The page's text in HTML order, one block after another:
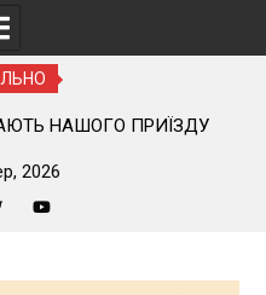
НАШОГО ПРИЇЗДУ
2026